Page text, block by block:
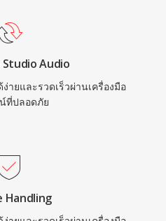
Audio
ายและรวดเร็วผ่านเครื่องมือ
ที่ปลอดภัย
Handling